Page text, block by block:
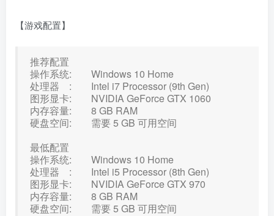
【游戏配置】
推荐配置
操作系统: Windows 10 Home
处理器 : Intel i7 Processor (9th Gen)
图形显卡: NVIDIA GeForce GTX 1060
内存容量: 8 GB RAM
硬盘空间: 需要 5 GB 可用空间
最低配置
操作系统: Windows 10 Home
处理器 : Intel i5 Processor (8th Gen)
图形显卡: NVIDIA GeForce GTX 970
内存容量: 8 GB RAM
硬盘空间: 需要 5 GB 可用空间